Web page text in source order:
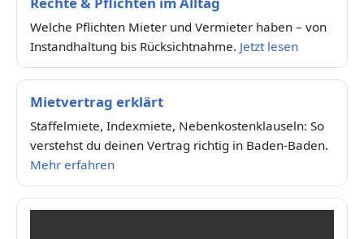
Welche Pflichten Mieter und Vermieter haben – von
Instandhaltung bis Rücksichtnahme. Jetzt lesen
Mietvertrag erklärt
Staffelmiete, Indexmiete, Nebenkostenklauseln: So
verstehst du deinen Vertrag richtig in Baden-Baden.
Mehr erfahren